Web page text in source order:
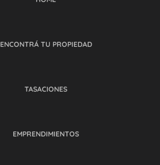
ENCONTRÁ TU PROPIEDAD
TASACIONES
EMPRENDIMIENTOS